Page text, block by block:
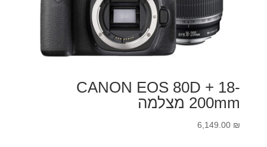
CANON EOS 80D + 18-
200mm מצלמה
6,149.00 ₪